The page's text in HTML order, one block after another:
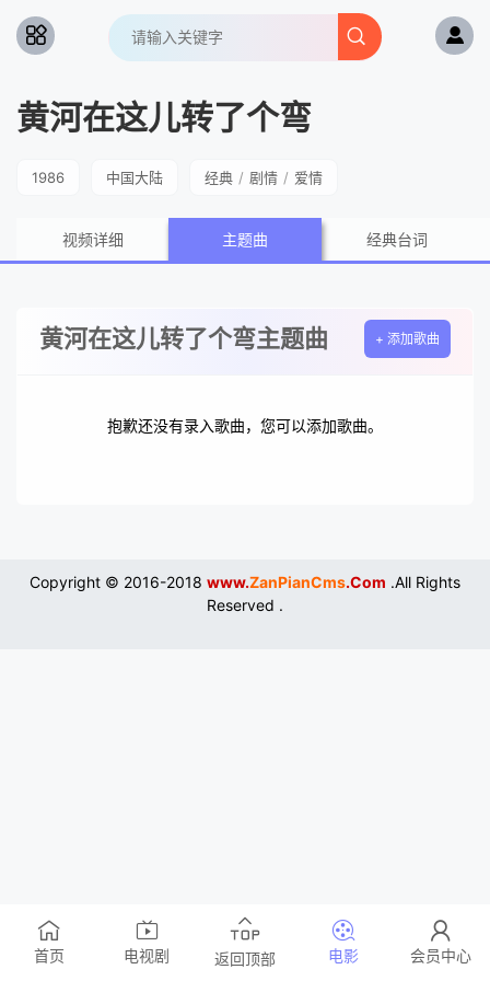
黄河在这儿转了个弯
1986 中国大陆 经典 / 剧情 / 爱情
视频详细 主题曲 经典台词
黄河在这儿转了个弯主题曲 + 添加歌曲
抱歉还没有录入歌曲，您可以添加歌曲。
Copyright © 2016-2018 www.ZanPianCms.Com .All Rights
Reserved .
首页 电视剧 返回顶部 电影 会员中心